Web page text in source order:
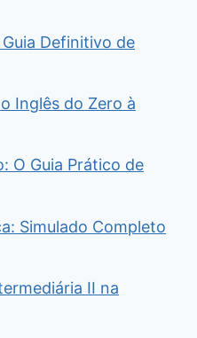
Definitivo de
Inglês do Zero à
O Guia Prático de
Simulado Completo
II na